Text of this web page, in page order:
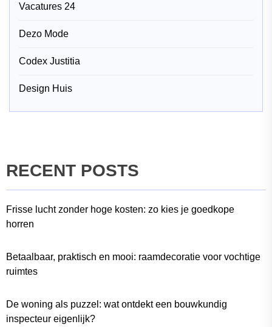
Vacatures 24
Dezo Mode
Codex Justitia
Design Huis
RECENT POSTS
Frisse lucht zonder hoge kosten: zo kies je goedkope
horren
Betaalbaar, praktisch en mooi: raamdecoratie voor vochtige
ruimtes
De woning als puzzel: wat ontdekt een bouwkundig
inspecteur eigenlijk?